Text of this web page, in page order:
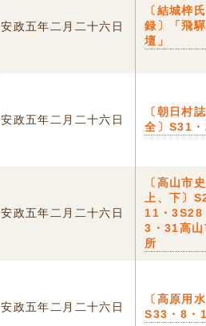
安政五年二月二十六日
〔結城梓
録〕「飛
壇」
安政五年二月二十六日
〔朝日
全〕S31
安政五年二月二十六日
〔高山
上、下〕
11・3S28
3・31高山
所
安政五年二月二十六日
〔高原用
S33・8・